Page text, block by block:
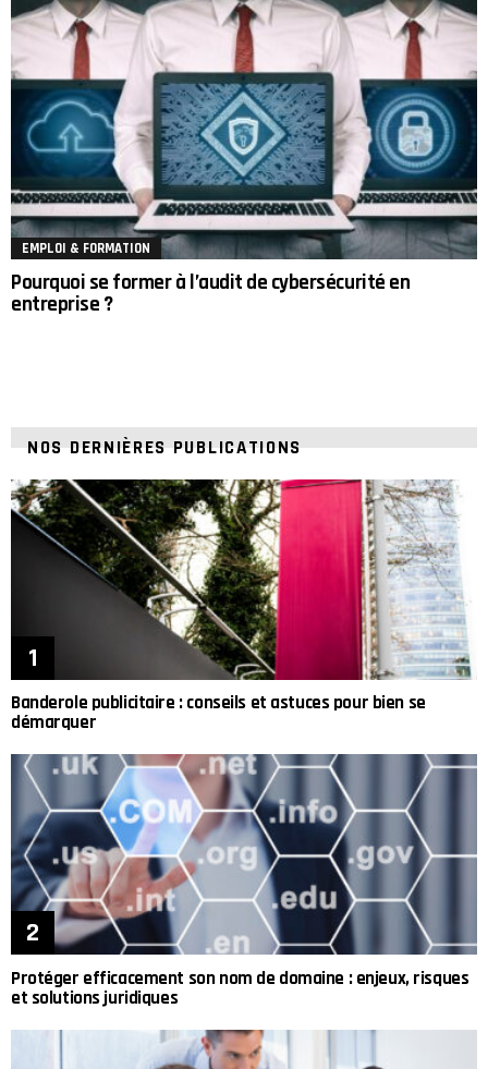
EMPLOI & FORMATION
Pourquoi se former à l’audit de cybersécurité en
entreprise ?
NOS DERNIÈRES PUBLICATIONS
Banderole publicitaire : conseils et astuces pour bien se
démarquer
Protéger efficacement son nom de domaine : enjeux, risques
et solutions juridiques